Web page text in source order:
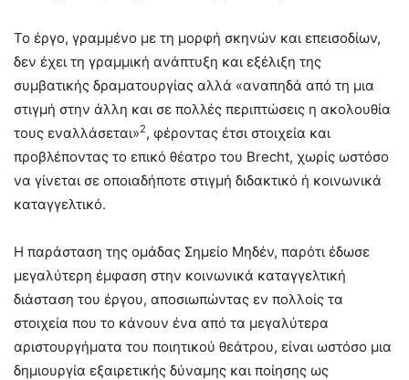
Το έργο, γραμμένο με τη μορφή σκηνών και επεισοδίων,
δεν έχει τη γραμμική ανάπτυξη και εξέλιξη της
συμβατικής δραματουργίας αλλά «αναπηδά από τη μια
στιγμή στην άλλη και σε πολλές περιπτώσεις η ακολουθία
τους εναλλάσεται»2, φέροντας έτσι στοιχεία και
προβλέποντας το επικό θέατρο του Brecht, χωρίς ωστόσο
να γίνεται σε οποιαδήποτε στιγμή διδακτικό ή κοινωνικά
καταγγελτικό.
Η παράσταση της ομάδας Σημείο Μηδέν, παρότι έδωσε
μεγαλύτερη έμφαση στην κοινωνικά καταγγελτική
διάσταση του έργου, αποσιωπώντας εν πολλοίς τα
στοιχεία που το κάνουν ένα από τα μεγαλύτερα
αριστουργήματα του ποιητικού θεάτρου, είναι ωστόσο μια
δημιουργία εξαιρετικής δύναμης και ποίησης ως